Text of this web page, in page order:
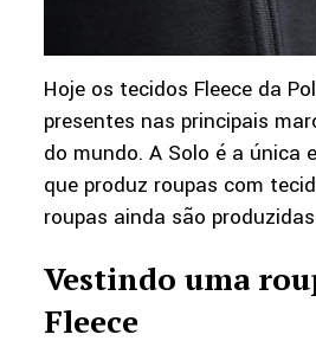
Hoje os tecidos Fleece da
presentes nas principais
do mundo. A Solo é a única
que produz roupas com
roupas ainda são
Vestindo uma
Fleece